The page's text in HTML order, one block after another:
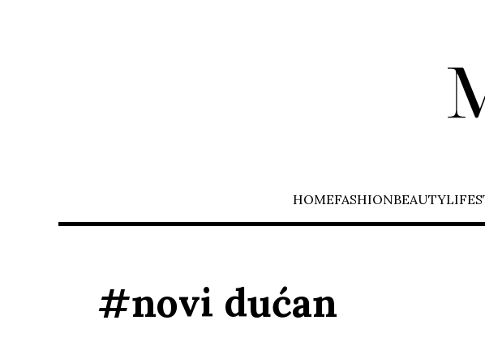
HOMEFASHIONBEAUTY
#novi dućan